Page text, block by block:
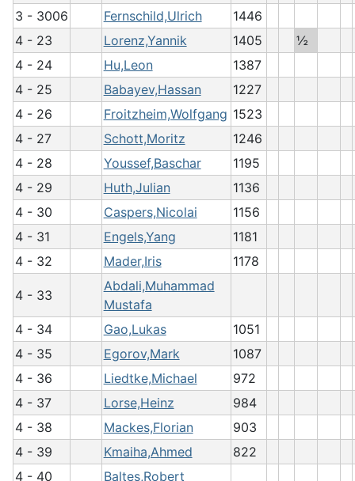
3 - 3006
Fernschild,Ulrich
1446
4 - 23
Lorenz,Yannik 1405
½
4 - 24
Hu,Leon
1387
4 - 25
Babayev,Hassan
1227
4 - 26
Froitzheim,Wolfgang 1523
4 - 27
Schott,Moritz
1246
4 - 28
Youssef,Baschar
1195
4 - 29
Huth,Julian
1136
4 - 30
Caspers,Nicolai
1156
4 - 31
Engels,Yang
1181
4 - 32
Mader,Iris 1178
4 - 33
Abdali,Muhammad
Mustafa
4 - 34
Gao,Lukas
1051
4 - 35
Egorov,Mark
1087
4 - 36
Liedtke,Michael
972
4 - 37
Lorse,Heinz
984
4 - 38
Mackes,Florian
903
4 - 39
Kmaiha,Ahmed
822
4 - 40
Baltes,Robert